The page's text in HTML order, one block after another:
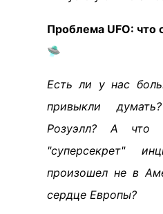
Проблема UFO: что
🛸
Есть ли у нас
привыкли
Розуэлл? А что
"суперсекрет"
произошел не в
сердце Европы?